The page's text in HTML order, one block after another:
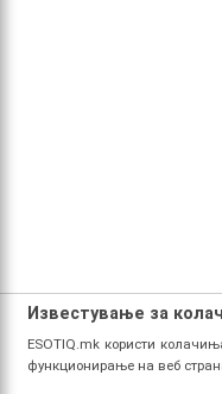
Известување за
ESOTIQ.mk користи
функционирање на веб